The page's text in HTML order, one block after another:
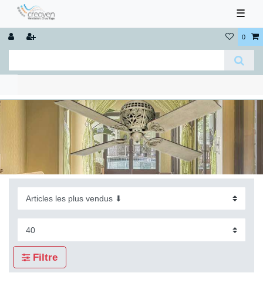
☰
0
Filtre